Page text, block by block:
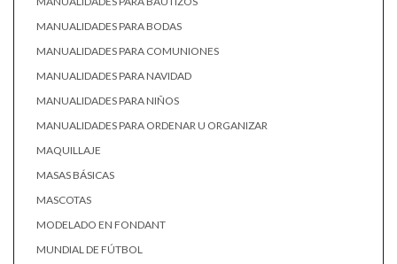
MANUALIDADES PARA BODAS
MANUALIDADES PARA COMUNIONES
MANUALIDADES PARA NAVIDAD
MANUALIDADES PARA NIÑOS
MANUALIDADES PARA ORDENAR U ORGANIZAR
MAQUILLAJE
MASAS BÁSICAS
MASCOTAS
MODELADO EN FONDANT
MUNDIAL DE FÚTBOL